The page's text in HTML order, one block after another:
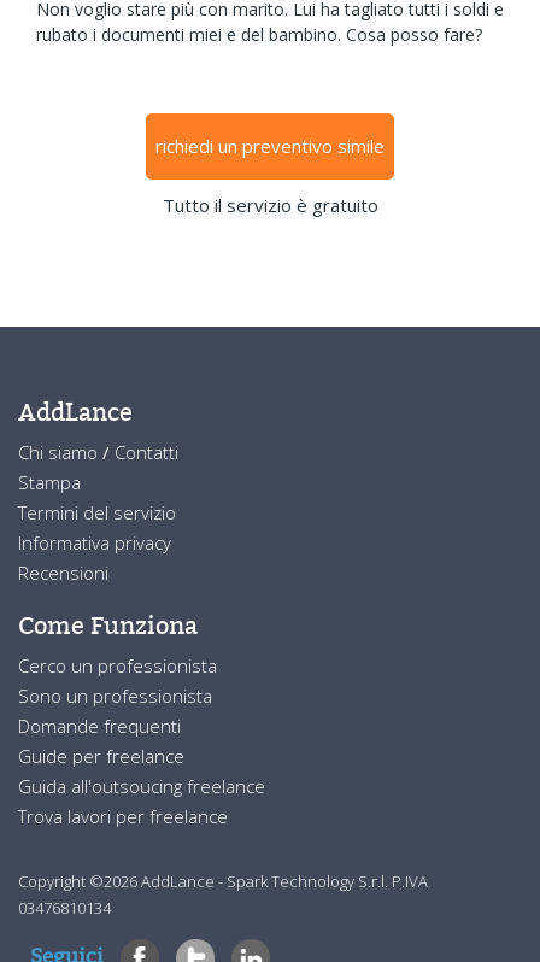
Non voglio stare più con marito. Lui ha tagliato tutti i soldi e
rubato i documenti miei e del bambino. Cosa posso fare?
richiedi un preventivo simile
Tutto il servizio è gratuito
AddLance
Chi siamo / Contatti
Stampa
Termini del servizio
Informativa privacy
Recensioni
Come Funziona
Cerco un professionista
Sono un professionista
Domande frequenti
Guide per freelance
Guida all'outsoucing freelance
Trova lavori per freelance
Copyright ©2026 AddLance - Spark Technology S.r.l. P.IVA
03476810134
Seguici